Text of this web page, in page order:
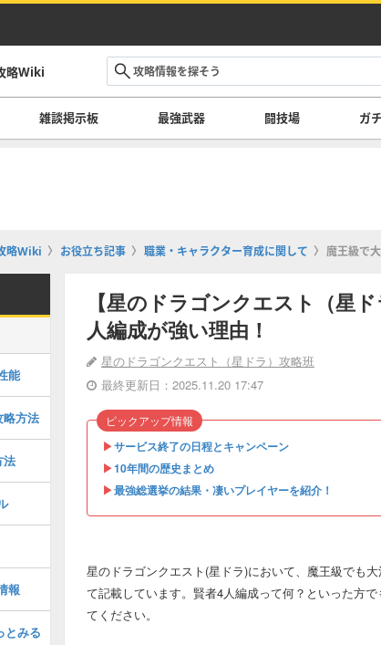
略Wiki
雑談掲示板 最強武器 闘技場 ガ
略Wiki お役立ち記事 職業・キャラクター育成に関して 魔王級で
【星のドラゴンクエスト（星
人編成が強い理由！
星のドラゴンクエスト（星ドラ）攻略班
最終更新日：2025.11.20 17:47
▶︎サービス終了の日程とキャンペーン
▶︎10年間の歴史まとめ
▶︎最強総選挙の結果・凄いプレイヤーを紹介！
ピックアップ情報
星のドラゴンクエスト(星ドラ)において、魔王級でも
て記載しています。賢者4人編成って何？といった方
てください。
能
略方法
法
報
とみる